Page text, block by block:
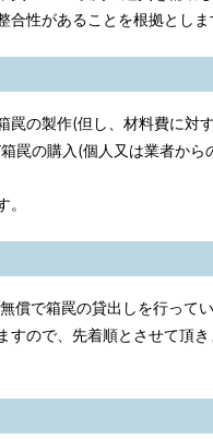
性があることを根拠としま
の製作(但し、材料費に対
罠の購入(個人又は業者か
で箱罠の貸出しを行って
ので、先着順とさせて頂き